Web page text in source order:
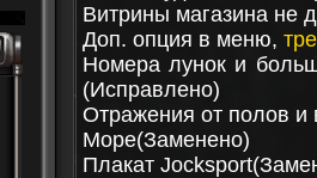
Витрины магазина не
Доп. опция в меню,
Номера лунок и
(Исправлено)
Отражения от полов и
Море(Заменено)
Плакат